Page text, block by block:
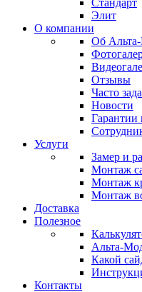
Стандарт
Элит
О компании
Об
Отзывы
Часто
Новости
Гарантии
Услуги
Замер и
Монтаж
Монтаж
Монтаж
Доставка
Полезное
Альта-
Какой
Контакты